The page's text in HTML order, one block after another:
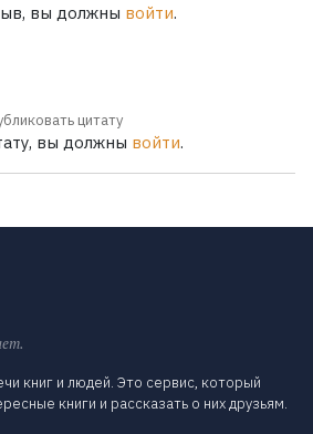
вы должны войти.
цитату
вы должны войти.
книг и людей. Это сервис, который
книги и рассказать о них друзьям.